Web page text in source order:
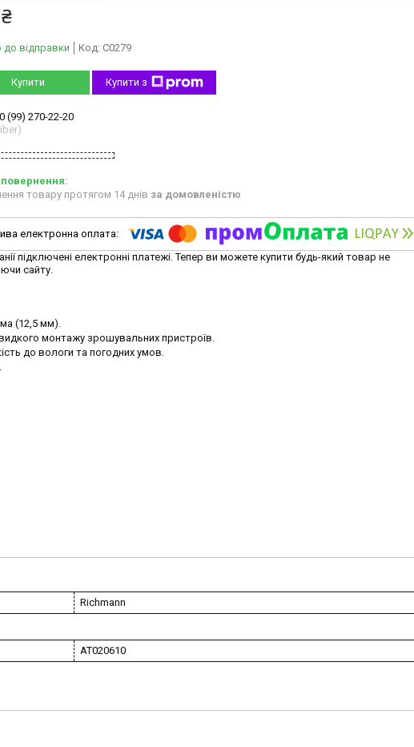
до відправки Код: C0279
Купити Купити з
(99) 270-22-20
товару протягом 14 днів за домовленістю
підключені електронні платежі. Тепер ви можете купити будь-який товар не
сайту.
(12,5 мм).
монтажу зрошувальних пристроїв.
до вологи та погодних умов.
Richmann
AT020610